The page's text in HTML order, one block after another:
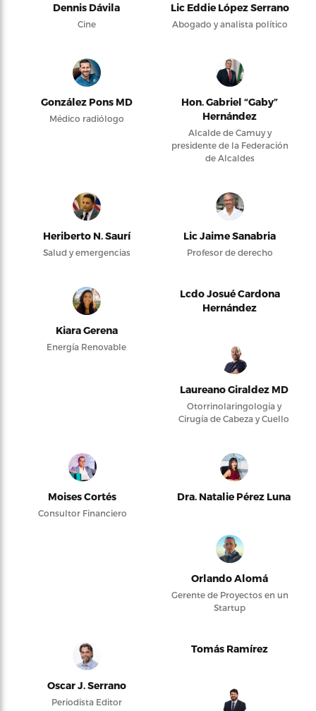
Dennis Dávila
Cine
Lic Eddie López Serrano
Abogado y analista político
González Pons MD
Médico radiólogo
Hon. Gabriel “Gaby”
Hernández
Alcalde de Camuy y
presidente de la Federación
de Alcaldes
Heriberto N. Saurí
Salud y emergencias
Lic Jaime Sanabria
Profesor de derecho
Kiara Gerena
Energía Renovable
Lcdo Josué Cardona
Hernández
Laureano Giraldez MD
Otorrinolaringología y
Cirugía de Cabeza y Cuello
Moises Cortés
Consultor Financiero
Dra. Natalie Pérez Luna
Orlando Alomá
Gerente de Proyectos en un
Startup
Oscar J. Serrano
Periodista Editor
Tomás Ramírez